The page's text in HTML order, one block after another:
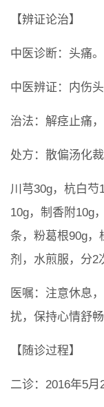
【辨证论治】
中医诊断：头痛。
中医辨证：内伤头
治法：解痉止痛，
处方：散偏汤化裁
川芎30g，杭白芍
10g，制香附10g
条，粉葛根90g，
剂，水煎服，分2
医嘱：注意休息
扰，保持心情舒畅
【随诊过程】
二诊：2016年5月